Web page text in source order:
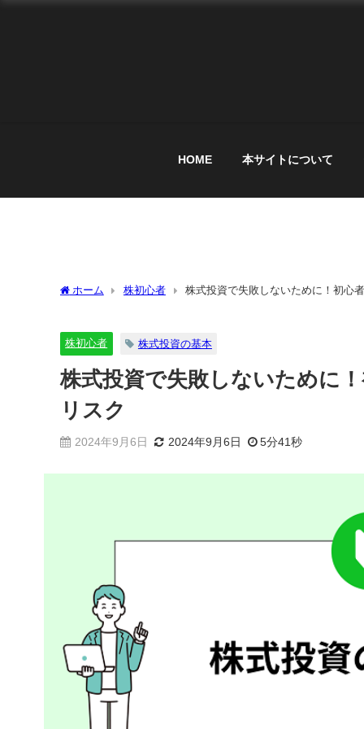
HOME 本サイトについて
ホーム 株初心者 株式投資で失敗しないために！初心
株初心者 株式投資の基本
株式投資で失敗しないために
リスク
2024年9月6日 2024年9月6日 5分41秒